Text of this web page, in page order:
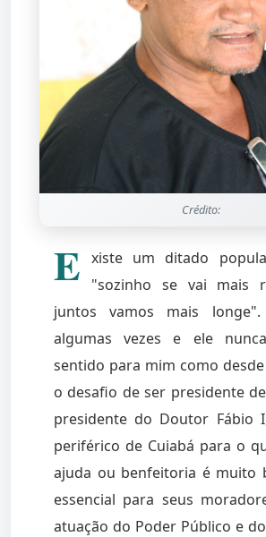
Crédito:
E xiste um ditado
"sozinho se vai mais
juntos vamos mais
algumas vezes e ele
sentido para mim como
o desafio de ser presidente
presidente do Doutor Fábio
periférico de Cuiabá para o
ajuda ou benfeitoria é muito
essencial para seus
atuação do Poder Público e